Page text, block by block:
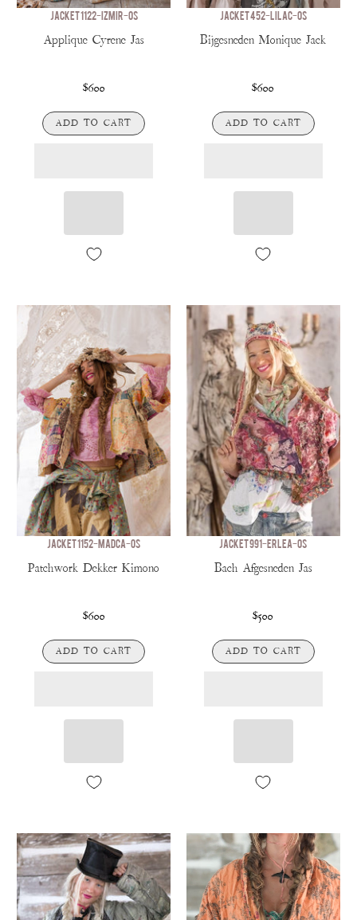
JACKET 1122-IZMIR-OS
Applique Cyrene Jas
$600
ADD TO CART
JACKET 452-LILAC-OS
Bijgesneden Monique Jack
$600
ADD TO CART
JACKET 1152-MADCA-OS
Patchwork Dekker Kimono
$600
ADD TO CART
JACKET 991-ERLEA-OS
Bach Afgesneden Jas
$500
ADD TO CART